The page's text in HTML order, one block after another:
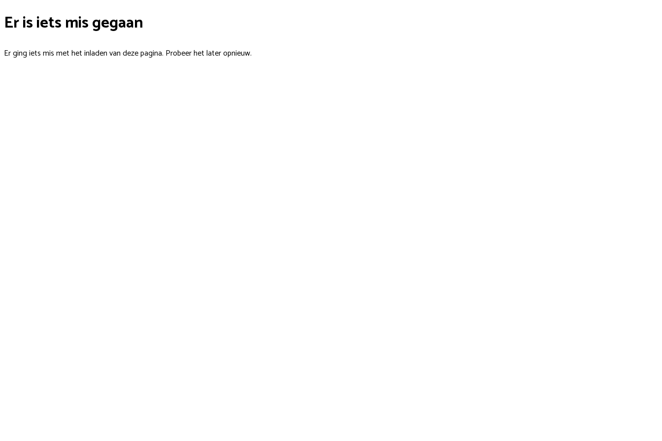
Er is iets mis gegaan
Er ging iets mis met het inladen van deze pagina. Probeer het later opnieuw.